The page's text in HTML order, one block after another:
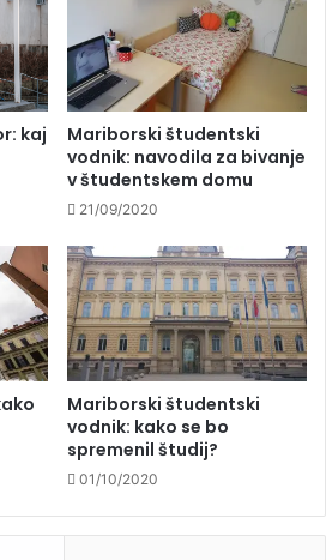
kaj
Mariborski študentski
vodnik: navodila za bivanje
v študentskem domu
21/09/2020
Mariborski študentski
vodnik: kako se bo
spremenil študij?
01/10/2020